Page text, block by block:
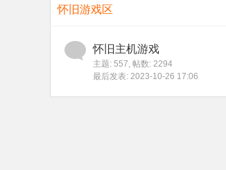
友怀旧游戏区
怀旧主机游戏
主题: 557, 帖数: 2294
最后发表: 2023-10-26 17:06